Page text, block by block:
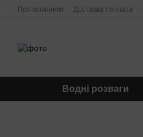
Перейти до основного контенту
Про компанію Доставка і оплата
Водні розваги